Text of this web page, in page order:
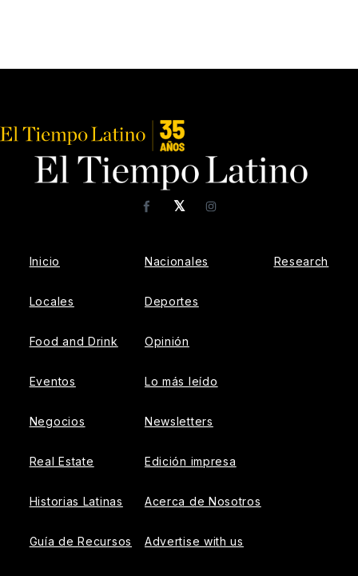
𝕏
FacebookInstagram
Inicio
Locales
Food and Drink
Eventos
Negocios
Real Estate
Historias Latinas
Guía de Recursos
Nacionales
Deportes
Opinión
Lo más leído
Newsletters
Edición impresa
Acerca de Nosotros
Advertise with us
Research